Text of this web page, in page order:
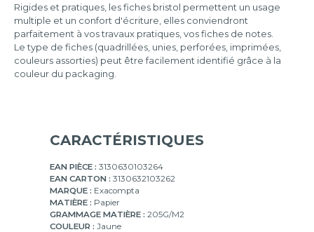
105x148
mm
125x200
mm
Rigides et pratiques, les fiches bristol permettent un usage
multiple et un confort d'écriture, elles conviendront
parfaitement à vos travaux pratiques, vos fiches de notes.
Le type de fiches (quadrillées, unies, perforées, imprimées,
couleurs assorties) peut être facilement identifié grâce à la
couleur du packaging.
CARACTÉRISTIQUES
EAN PIÈCE : 3130630103264
EAN CARTON : 3130632103262
MARQUE : Exacompta
MATIÈRE : Papier
GRAMMAGE MATIÈRE : 205G/M2
COULEUR : Jaune